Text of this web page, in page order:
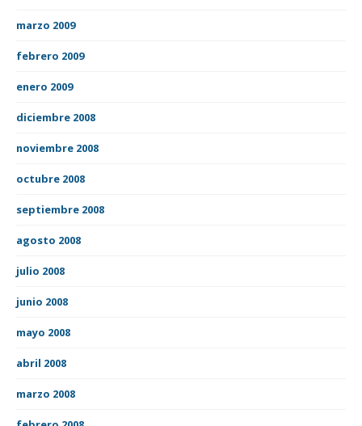
marzo 2009
febrero 2009
enero 2009
diciembre 2008
noviembre 2008
octubre 2008
septiembre 2008
agosto 2008
julio 2008
junio 2008
mayo 2008
abril 2008
marzo 2008